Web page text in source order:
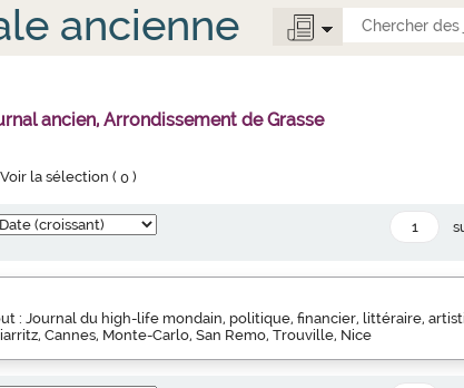
ancienne
ancien, Arrondissement de Grasse
Voir la sélection (0 )
: Journal du high-life mondain, politique, financier, littéraire,
Cannes, Monte-Carlo, San Remo, Trouville, Nice